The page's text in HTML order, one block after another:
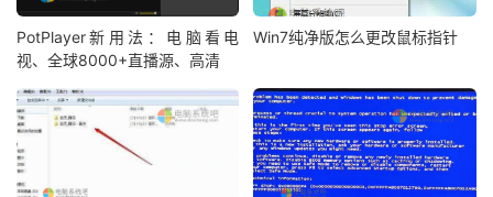
PotPlayer新用法：电脑看电
视、全球8000+直播源、高清
Win7纯净版怎么更改鼠标指针